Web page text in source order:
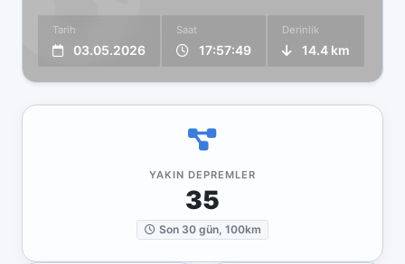
Tarih
03.05.2026
Saat
17:57:49
Derinlik
14.4 km
YAKIN DEPREMLER
35
Son 30 gün, 100km